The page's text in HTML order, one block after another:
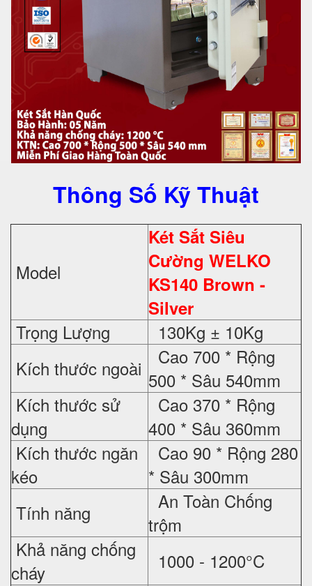
Thông Số Kỹ Thuật
Model
Két Sắt Siêu
Cường WELKO
KS140 Brown -
Silver
Trọng Lượng
130Kg ± 10Kg
Kích thước ngoài
Cao 700 * Rộng
500 * Sâu 540mm
Kích thước sử
dụng
Cao 370 * Rộng
400 * Sâu 360mm
Kích thước ngăn
kéo
Cao 90 * Rộng 280
* Sâu 300mm
Tính năng
An Toàn Chống
trộm
Khả năng chống
cháy
1000 - 1200°C